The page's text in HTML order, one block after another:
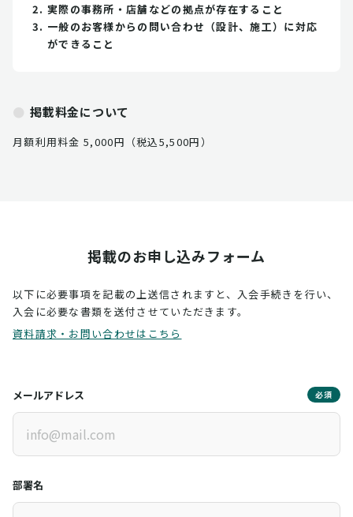
実際の事務所・店舗などの拠点が存在すること
一般のお客様からの問い合わせ（設計、施工）に対応
ができること
掲載料金について
月額利用料金 5,000円（税込5,500円）
掲載のお申し込みフォーム
以下に必要事項を記載の上送信されますと、入会手続きを行い、
入会に必要な書類を送付させていただきます。
資料請求・お問い合わせはこちら
メールアドレス 必須
部署名